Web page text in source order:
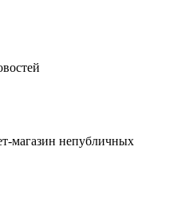
магазин непубличных